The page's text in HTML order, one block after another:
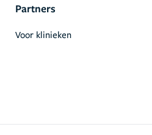
Partners
Voor klinieken